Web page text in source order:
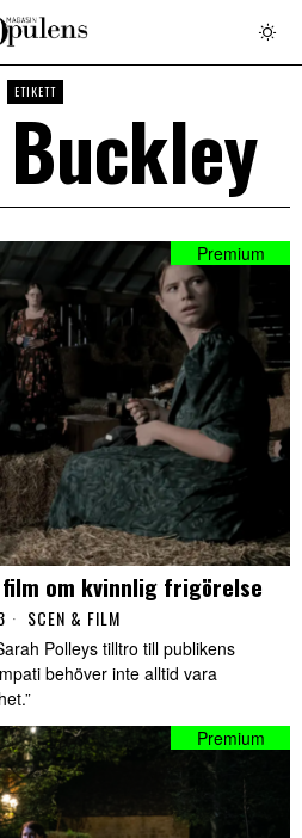
ETIKETT
om kvinnlig frigörelse
SCEN & FILM
Polleys tilltro till publikens
behöver inte alltid vara